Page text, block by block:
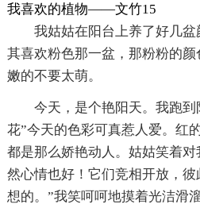
我喜欢的植物——文竹15
我姑姑在阳台上养了好几
其喜欢粉色那一盆，那粉粉的
嫩的不要太萌。
今天，是个艳阳天。我跑
花”今天的色彩可真惹人爱。红
都是那么娇艳动人。姑姑笑着
然心情也好！它们竞相开放，
想的。”我笑呵呵地摸着光洁滑